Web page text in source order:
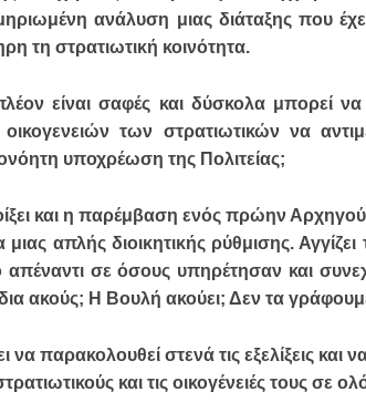
ανάλυση μιας διάταξης που
τη στρατιωτική κοινότητα.
είναι σαφές και δύσκολα μπορεί
των στρατιωτικών να
υποχρέωση της Πολιτείας;
και η παρέμβαση ενός πρώην Αρχηγού
απλής διοικητικής ρύθμισης. Αγγίζει
απέναντι σε όσους υπηρέτησαν και
ακούς; Η Βουλή ακούει; Δεν τα
παρακολουθεί στενά τις εξελίξεις και
και τις οικογένειές τους σε